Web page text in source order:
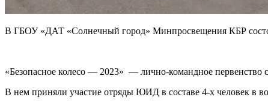
В ГБОУ «ДАТ «Солнечный город» Минпросвещения КБР
Конкурс «Безопасное колесо»
«Безопасное колесо — 2023» — лично-командное первенство
В нем приняли участие отряды ЮИД в составе 4-х человек в